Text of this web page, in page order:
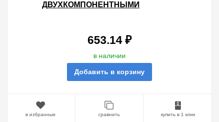
ДВУХКОМПОНЕНТНЫМИ
653.14 ₽
в наличии
Добавить в корзину
в избранные сравнить купить в 1 клик